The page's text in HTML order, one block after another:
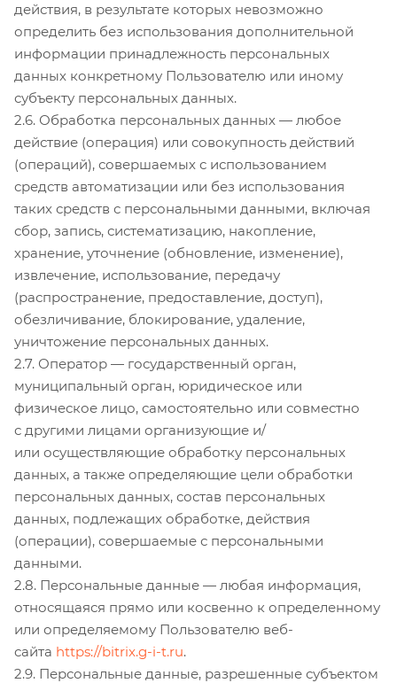
действия, в результате которых невозможно
определить без использования дополнительной
информации принадлежность персональных
данных конкретному Пользователю или иному
субъекту персональных данных.
2.6. Обработка персональных данных — любое
действие (операция) или совокупность действий
(операций), совершаемых с использованием
средств автоматизации или без использования
таких средств с персональными данными, включая
сбор, запись, систематизацию, накопление,
хранение, уточнение (обновление, изменение),
извлечение, использование, передачу
(распространение, предоставление, доступ),
обезличивание, блокирование, удаление,
уничтожение персональных данных.
2.7. Оператор — государственный орган,
муниципальный орган, юридическое или
физическое лицо, самостоятельно или совместно
с другими лицами организующие и/
или осуществляющие обработку персональных
данных, а также определяющие цели обработки
персональных данных, состав персональных
данных, подлежащих обработке, действия
(операции), совершаемые с персональными
данными.
2.8. Персональные данные — любая информация,
относящаяся прямо или косвенно к определенному
или определяемому Пользователю веб-
сайта https://bitrix.g-i-t.ru.
2.9. Персональные данные, разрешенные субъектом